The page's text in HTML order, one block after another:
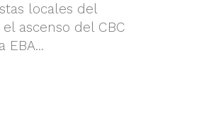
locales del
ascenso del CBC
EBA...